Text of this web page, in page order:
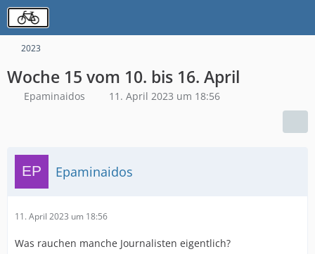
2023
Woche 15 vom 10. bis 16. April
Epaminaidos 11. April 2023 um 18:56
Epaminaidos
11. April 2023 um 18:56
Was rauchen manche Journalisten eigentlich?